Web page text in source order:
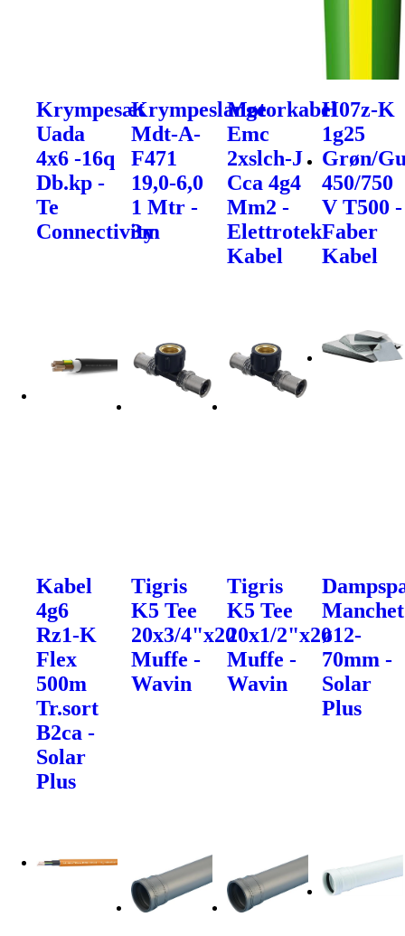
Krympesæt
Uada
4x6 -16q
Db.kp -
Te
Connectivity
Krympeslange
Mdt-A-
F471
19,0-6,0
1 Mtr -
3m
Motorkabel
Emc
2xslch-J
Cca 4g4
Mm2 -
Elettrotek
Kabel
H07z-K
1g25
Grøn/
450/750
V T500 -
Faber
Kabel
Kabel
4g6
Rz1-K
Flex
500m
Tr.sort
B2ca -
Solar
Plus
Tigris
K5 Tee
20x3/4"x20
Muffe -
Wavin
Tigris
K5 Tee
20x1/2"x20
Muffe -
Wavin
Manchet
ø12-
70mm -
Solar
Plus